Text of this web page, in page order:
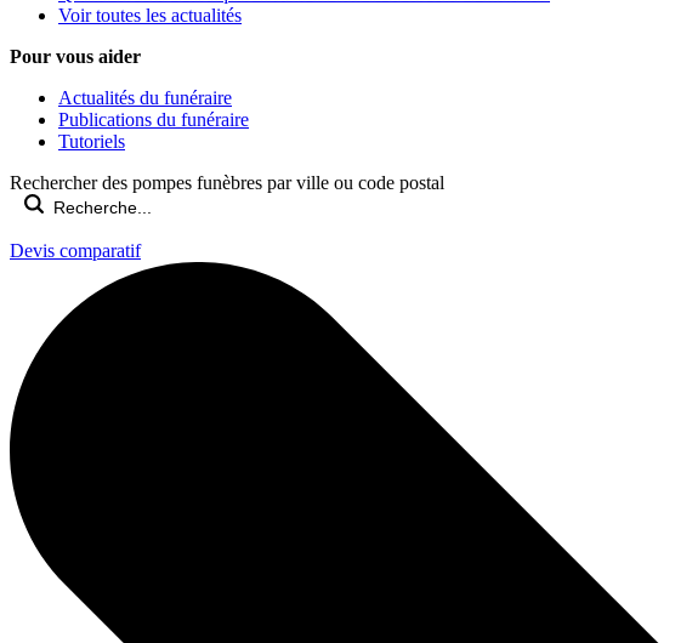
Voir toutes les actualités
Pour vous aider
Actualités du funéraire
Publications du funéraire
Tutoriels
Rechercher des pompes funèbres par ville ou code postal
Devis comparatif